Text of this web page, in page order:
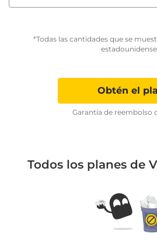
*Todas las cantidades que se
Obtén el
Garantía de reembolso
Todos los planes de